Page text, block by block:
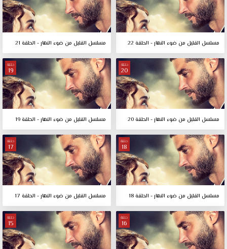
مسلسل القليل من ضوء النهار - الحلقة 22 مسلسل القليل من ضوء النهار - الحلقة 21
حلقة
20
مسلسل القليل من ضوء النهار - الحلقة 20
حلقة
19
مسلسل القليل من ضوء النهار - الحلقة 19
حلقة
18
مسلسل القليل من ضوء النهار - الحلقة 18
حلقة
17
مسلسل القليل من ضوء النهار - الحلقة 17
حلقة
16
حلقة
15